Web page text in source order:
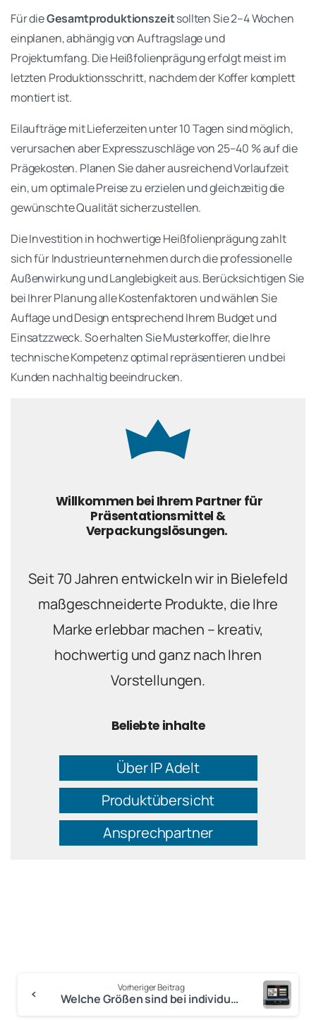
Für dieGesamtproduktionszeitsollten Sie 2–4 Wochen
einplanen, abhängig von Auftragslage und
Projektumfang. Die Heißfolienprägung erfolgt meist im
letzten Produktionsschritt, nachdem der Koffer komplett
montiert ist.
Eilaufträge mit Lieferzeiten unter 10 Tagen sind möglich,
verursachen aber Expresszuschläge von 25–40 % auf die
Prägekosten. Planen Sie daher ausreichend Vorlaufzeit
ein, um optimale Preise zu erzielen und gleichzeitig die
gewünschte Qualität sicherzustellen.
Die Investition in hochwertige Heißfolienprägung zahlt
sich für Industrieunternehmen durch die professionelle
Außenwirkung und Langlebigkeit aus. Berücksichtigen Sie
bei Ihrer Planung alle Kostenfaktoren und wählen Sie
Auflage und Design entsprechend Ihrem Budget und
Einsatzzweck. So erhalten Sie Musterkoffer, die Ihre
technische Kompetenz optimal repräsentieren und bei
Kunden nachhaltig beeindrucken.
Willkommen bei Ihrem Partner für
Präsentationsmittel &
Verpackungslösungen.
Seit 70 Jahren entwickeln wir in Bielefeld
maßgeschneiderte Produkte, die Ihre
Marke erlebbar machen – kreativ,
hochwertig und ganz nach Ihren
Vorstellungen.
Beliebte inhalte
Über IP Adelt
Produktübersicht
Ansprechpartner
Vorheriger Beitrag
Welche Größen sind bei individuellen Musterkoffern möglich?
Anmelden